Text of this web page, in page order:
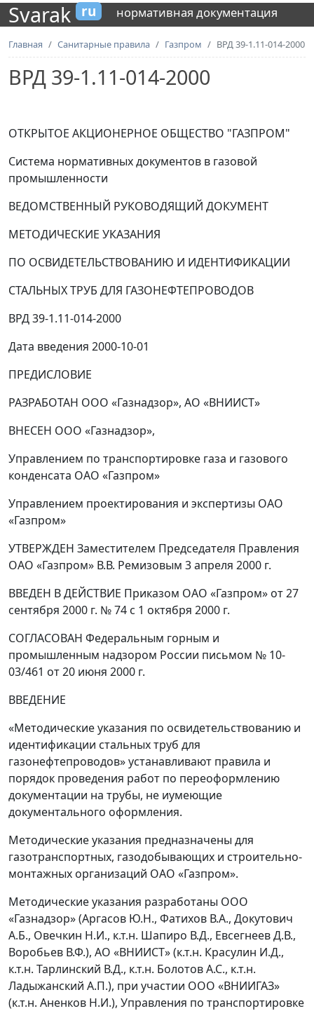
Svarak ru нормативная документация
Главная Санитарные правила Газпром ВРД 39-1.11-014-2000
ВРД 39-1.11-014-2000
ОТКРЫТОЕ АКЦИОНЕРНОЕ ОБЩЕСТВО "ГАЗПРОМ"
Система нормативных документов в газовой
промышленности
ВЕДОМСТВЕННЫЙ РУКОВОДЯЩИЙ ДОКУМЕНТ
МЕТОДИЧЕСКИЕ УКАЗАНИЯ
ПО ОСВИДЕТЕЛЬСТВОВАНИЮ И ИДЕНТИФИКАЦИИ
СТАЛЬНЫХ ТРУБ ДЛЯ ГАЗОНЕФТЕПРОВОДОВ
ВРД 39-1.11-014-2000
Дата введения 2000-10-01
ПРЕДИСЛОВИЕ
РАЗРАБОТАН ООО «Газнадзор», АО «ВНИИСТ»
ВНЕСЕН ООО «Газнадзор»,
Управлением по транспортировке газа и газового
конденсата ОАО «Газпром»
Управлением проектирования и экспертизы ОАО
«Газпром»
УТВЕРЖДЕН Заместителем Председателя Правления
ОАО «Газпром» В.В. Ремизовым 3 апреля 2000 г.
ВВЕДЕН В ДЕЙСТВИЕ Приказом ОАО «Газпром» от 27
сентября 2000 г. № 74 с 1 октября 2000 г.
СОГЛАСОВАН Федеральным горным и
промышленным надзором России письмом № 10-
03/461 от 20 июня 2000 г.
ВВЕДЕНИЕ
«Методические указания по освидетельствованию и
идентификации стальных труб для
газонефтепроводов» устанавливают правила и
порядок проведения работ по переоформлению
документации на трубы, не иумеющие
документального оформления.
Методические указания предназначены для
газотранспортных, газодобывающих и строительно-
монтажных организаций ОАО «Газпром».
Методические указания разработаны ООО
«Газнадзор» (Аргасов Ю.Н., Фатихов В.А., Докутович
А.Б., Овечкин Н.И., к.т.н. Шапиро В.Д., Евсегнеев Д.В.,
Воробьев В.Ф.), АО «ВНИИСТ» (к.т.н. Красулин И.Д.,
к.т.н. Тарлинский В.Д., к.т.н. Болотов А.С., к.т.н.
Ладыжанский А.П.), при участии ООО «ВНИИГАЗ»
(к.т.н. Аненков Н.И.), Управления по транспортировке